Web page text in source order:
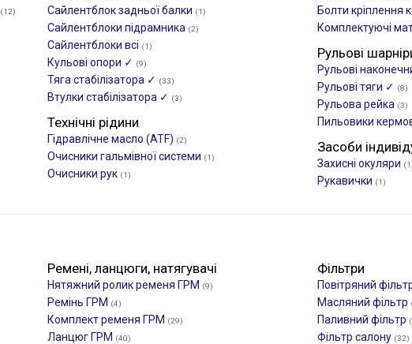
(12) Сайлентблок задньої балки (1)
Сайлентблоки підрамника (2)
Сайлентблоки всі (1)
Кульові опори ✓ (9)
Тяга стабілізатора ✓ (33)
Втулки стабілізатора ✓ (3)
Болти кріплення
Комплектуючі
Рульові
Рульові
Рульові тяги ✓ (8)
Рульова рейка (3)
Пильовики
Технічні рідини
Гідравлічне масло (ATF) (2)
Очисники гальмівної системи (1)
Очисники рук (1)
Засоби
Захисні окуляри
Рукавички (1)
Ремені, ланцюги, натягувачі
Нятяжний ролик ременя ГРМ (9)
Ремінь ГРМ (4)
Комплект ременя ГРМ (29)
Ланцюг ГРМ (40)
Фільтри
Повітряний
Масляний фільтр
Паливний фільтр
Фільтр салону (32)